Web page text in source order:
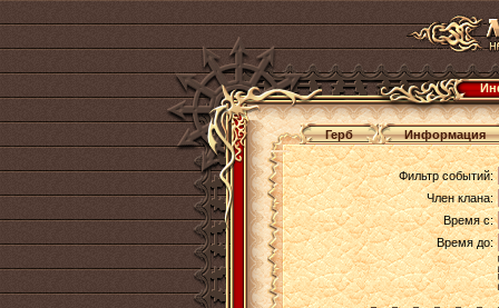
Герб Информация
Фильтр событий:
Член клана:
Время с:
Время до: